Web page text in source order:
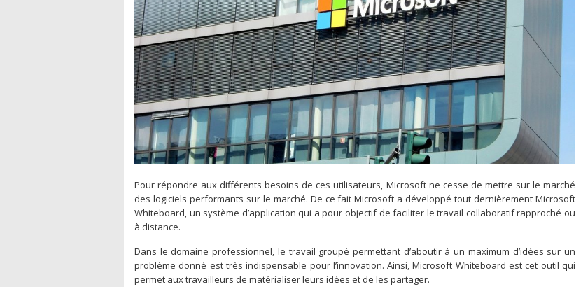
Pour répondre aux différents besoins de ces utilisateurs, Microsoft ne cesse de mettre sur le marché
des logiciels performants sur le marché. De ce fait Microsoft a développé tout dernièrement Microsoft
Whiteboard, un système d’application qui a pour objectif de faciliter le travail collaboratif rapproché ou
à distance.
Dans le domaine professionnel, le travail groupé permettant d’aboutir à un maximum d’idées sur un
problème donné est très indispensable pour l’innovation. Ainsi, Microsoft Whiteboard est cet outil qui
permet aux travailleurs de matérialiser leurs idées et de les partager.